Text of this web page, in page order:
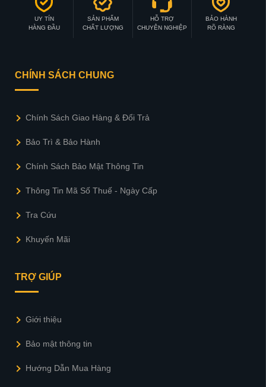
UY TÍN
HÀNG ĐẦU
SẢN PHẨM
CHẤT LƯỢNG
HỖ TRỢ
CHUYÊN NGHIỆP
BẢO HÀNH
RÕ RÀNG
CHÍNH SÁCH CHUNG
Chính Sách Giao Hàng & Đổi Trả
Bảo Trì & Bảo Hành
Chính Sách Bảo Mật Thông Tin
Thông Tin Mã Số Thuế - Ngày Cấp
Tra Cứu
Khuyến Mãi
TRỢ GIÚP
Giới thiệu
Bảo mật thông tin
Hướng Dẫn Mua Hàng